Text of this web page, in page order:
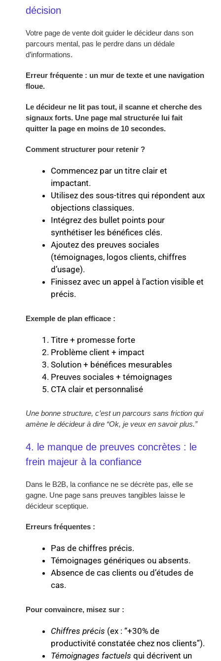
décision
Votre page de vente doit guider le décideur dans son
parcours mental, pas le perdre dans un dédale
d’informations.
Erreur fréquente : un mur de texte et une navigation
floue.
Le décideur ne lit pas tout, il scanne et cherche des
signaux forts. Une page mal structurée lui fait
quitter la page en moins de 10 secondes.
Comment structurer pour retenir ?
Commencez par un titre clair et
impactant.
Utilisez des sous-titres qui répondent aux
objections classiques.
Intégrez des bullet points pour
synthétiser les bénéfices clés.
Ajoutez des preuves sociales
(témoignages, logos clients, chiffres
d’usage).
Finissez avec un appel à l’action visible et
précis.
Exemple de plan efficace :
Titre + promesse forte
Problème client + impact
Solution + bénéfices mesurables
Preuves sociales + témoignages
CTA clair et personnalisé
Une bonne structure, c’est un parcours sans friction qui
amène le décideur à dire “Ok, je veux en savoir plus.”
4. le manque de preuves concrètes : le
frein majeur à la confiance
Dans le B2B, la confiance ne se décrète pas, elle se
gagne. Une page sans preuves tangibles laisse le
décideur sceptique.
Erreurs fréquentes :
Pas de chiffres précis.
Témoignages génériques ou absents.
Absence de cas clients ou d’études de
cas.
Pour convaincre, misez sur :
Chiffres précis (ex : “+30% de
productivité constatée chez nos clients”).
Témoignages factuels qui décrivent un